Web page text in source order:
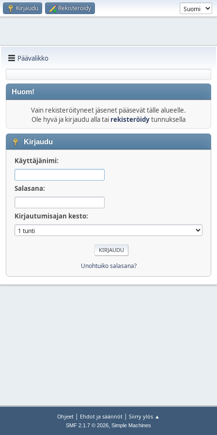
Kirjaudu Rekisteröidy
Päävalikko
Huom!
Vain rekisteröityneet jäsenet pääsevät tälle alueelle.
Ole hyvä ja kirjaudu alla tai rekisteröidytunnuksella
Kirjaudu
Käyttäjänimi:
Salasana:
Kirjautumisajan kesto:
Unohtuiko salasana?
Ohjeet | Ehdot ja säännöt | Siirry ylös ▲
SMF 2.1.7 © 2026, Simple Machines